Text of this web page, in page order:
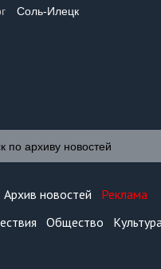
Соль-Илецк
Архив новостей
Реклама
Общество